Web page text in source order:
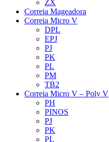
ZX
Correia Mageadora
Correia Micro V
DPL
EPJ
PJ
PK
PL
PM
TB2
Correia Micro V – Poly V
PH
PINOS
PJ
PK
PL